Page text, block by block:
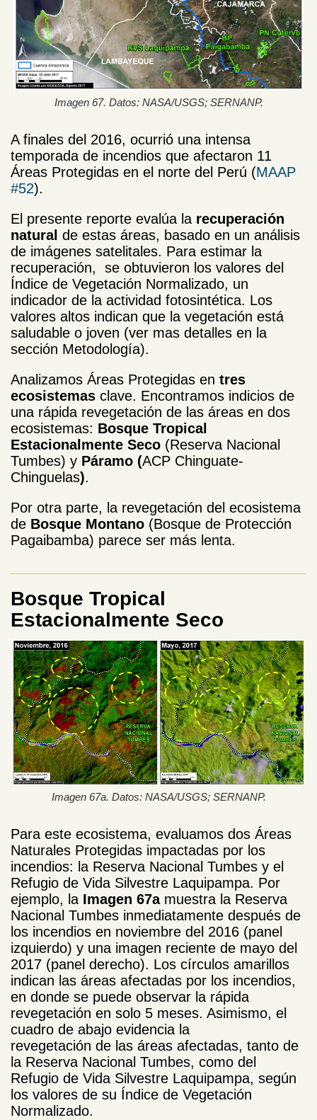
Imagen 67. Datos: NASA/USGS; SERNANP.
A finales del 2016, ocurrió una intensa
temporada de incendios que afectaron 11
Áreas Protegidas en el norte del Perú (MAAP
#52).
El presente reporte evalúa la recuperación
natural de estas áreas, basado en un análisis
de imágenes satelitales. Para estimar la
recuperación, se obtuvieron los valores del
Índice de Vegetación Normalizado, un
indicador de la actividad fotosintética. Los
valores altos indican que la vegetación está
saludable o joven (ver mas detalles en la
sección Metodología).
Analizamos Áreas Protegidas en tres
ecosistemas clave. Encontramos indicios de
una rápida revegetación de las áreas en dos
ecosistemas: Bosque Tropical
Estacionalmente Seco (Reserva Nacional
Tumbes) y Páramo (ACP Chinguate-
Chinguelas).
Por otra parte, la revegetación del ecosistema
de Bosque Montano (Bosque de Protección
Pagaibamba) parece ser más lenta.
Bosque Tropical
Estacionalmente Seco
Imagen 67a. Datos: NASA/USGS; SERNANP.
Para este ecosistema, evaluamos dos Áreas
Naturales Protegidas impactadas por los
incendios: la Reserva Nacional Tumbes y el
Refugio de Vida Silvestre Laquipampa. Por
ejemplo, la Imagen 67amuestra la Reserva
Nacional Tumbes inmediatamente después de
los incendios en noviembre del 2016 (panel
izquierdo) y una imagen reciente de mayo del
2017 (panel derecho). Los círculos amarillos
indican las áreas afectadas por los incendios,
en donde se puede observar la rápida
revegetación en solo 5 meses. Asimismo, el
cuadro de abajo evidencia la
revegetación de las áreas afectadas, tanto de
la Reserva Nacional Tumbes, como del
Refugio de Vida Silvestre Laquipampa, según
los valores de su Índice de Vegetación
Normalizado.